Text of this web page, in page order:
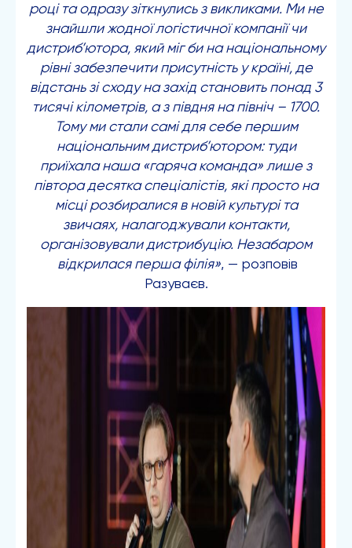
році та одразу зіткнулись з викликами. Ми не
знайшли жодної логістичної компанії чи
дистриб’ютора, який міг би на національному
рівні забезпечити присутність у країні, де
відстань зі сходу на захід становить понад 3
тисячі кілометрів, а з півдня на північ – 1700.
Тому ми стали самі для себе першим
національним дистриб’ютором: туди
приїхала наша «гаряча команда» лише з
півтора десятка спеціалістів, які просто на
місці розбиралися в новій культурі та
звичаях, налагоджували контакти,
організовували дистрибуцію. Незабаром
відкрилася перша філія», — розповів
Разуваєв.